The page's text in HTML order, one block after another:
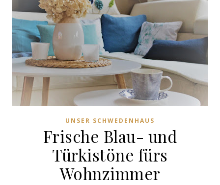
UNSER SCHWEDENHAUS
Frische Blau- und
Türkistöne fürs
Wohnzimmer